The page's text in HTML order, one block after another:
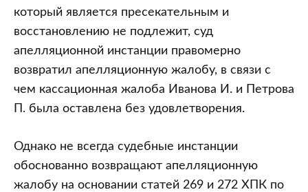
который является пресекательным и
восстановлению не подлежит, суд
апелляционной инстанции правомерно
возвратил апелляционную жалобу, в связи с
чем кассационная жалоба Иванова И. и Петрова
П. была оставлена без удовлетворения.
Однако не всегда судебные инстанции
обоснованно возвращают апелляционную
жалобу на основании статей 269 и 272 ХПК по